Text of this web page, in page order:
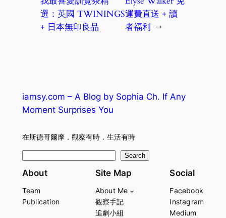
選：英國 TWININGS
+ 日本無印良品
運費直送 + 讀
者福利 →
iamsy.com – A Blog by Sophia Ch. If Any
Moment Surprises You
在斯德哥爾摩．觀察有時．生活有時
e
r
Search
About
Team
Publication
Site Map
About Me
觀察手記
追劇小組
Social
Facebook
Instagram
Medium